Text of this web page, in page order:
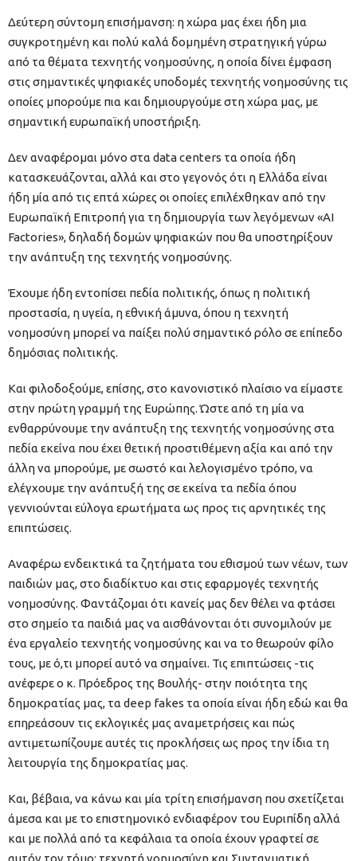
Δεύτερη σύντομη επισήμανση: η χώρα μας έχει ήδη μια
συγκροτημένη και πολύ καλά δομημένη στρατηγική γύρω
από τα θέματα τεχνητής νοημοσύνης, η οποία δίνει έμφαση
στις σημαντικές ψηφιακές υποδομές τεχνητής νοημοσύνης τις
οποίες μπορούμε πια και δημιουργούμε στη χώρα μας, με
σημαντική ευρωπαϊκή υποστήριξη.
Δεν αναφέρομαι μόνο στα data centers τα οποία ήδη
κατασκευάζονται, αλλά και στο γεγονός ότι η Ελλάδα είναι
ήδη μία από τις επτά χώρες οι οποίες επιλέχθηκαν από την
Ευρωπαϊκή Επιτροπή για τη δημιουργία των λεγόμενων «ΑΙ
Factories», δηλαδή δομών ψηφιακών που θα υποστηρίξουν
την ανάπτυξη της τεχνητής νοημοσύνης.
Έχουμε ήδη εντοπίσει πεδία πολιτικής, όπως η πολιτική
προστασία, η υγεία, η εθνική άμυνα, όπου η τεχνητή
νοημοσύνη μπορεί να παίξει πολύ σημαντικό ρόλο σε επίπεδο
δημόσιας πολιτικής.
Και φιλοδοξούμε, επίσης, στο κανονιστικό πλαίσιο να είμαστε
στην πρώτη γραμμή της Ευρώπης. Ώστε από τη μία να
ενθαρρύνουμε την ανάπτυξη της τεχνητής νοημοσύνης στα
πεδία εκείνα που έχει θετική προστιθέμενη αξία και από την
άλλη να μπορούμε, με σωστό και λελογισμένο τρόπο, να
ελέγχουμε την ανάπτυξή της σε εκείνα τα πεδία όπου
γεννιούνται εύλογα ερωτήματα ως προς τις αρνητικές της
επιπτώσεις.
Αναφέρω ενδεικτικά τα ζητήματα του εθισμού των νέων, των
παιδιών μας, στο διαδίκτυο και στις εφαρμογές τεχνητής
νοημοσύνης. Φαντάζομαι ότι κανείς μας δεν θέλει να φτάσει
στο σημείο τα παιδιά μας να αισθάνονται ότι συνομιλούν με
ένα εργαλείο τεχνητής νοημοσύνης και να το θεωρούν φίλο
τους, με ό,τι μπορεί αυτό να σημαίνει. Τις επιπτώσεις -τις
ανέφερε ο κ. Πρόεδρος της Βουλής- στην ποιότητα της
δημοκρατίας μας, τα deep fakes τα οποία είναι ήδη εδώ και θα
επηρεάσουν τις εκλογικές μας αναμετρήσεις και πώς
αντιμετωπίζουμε αυτές τις προκλήσεις ως προς την ίδια τη
λειτουργία της δημοκρατίας μας.
Και, βέβαια, να κάνω και μία τρίτη επισήμανση που σχετίζεται
άμεσα και με το επιστημονικό ενδιαφέρον του Ευριπίδη αλλά
και με πολλά από τα κεφάλαια τα οποία έχουν γραφτεί σε
αυτόν τον τόμο: τεχνητή νοημοσύνη και Συνταγματική